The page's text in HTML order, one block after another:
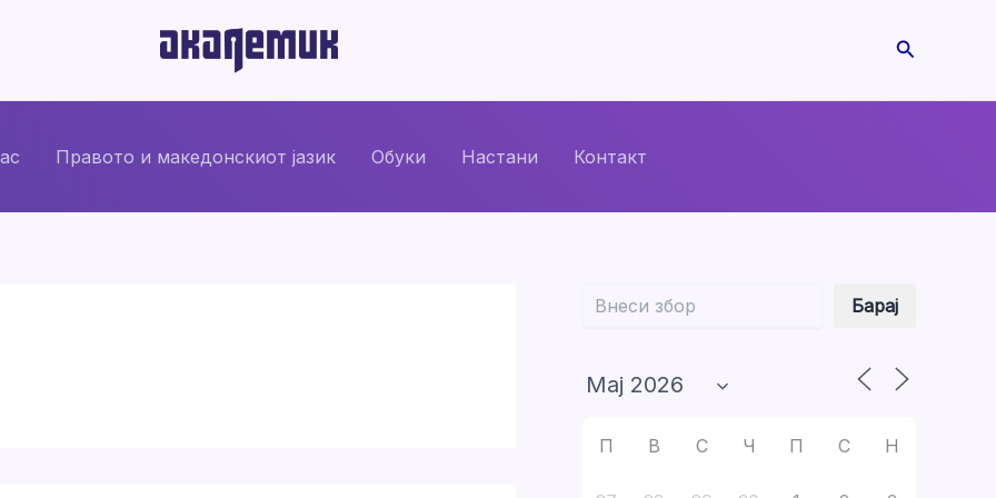
Search
Правото и македонскиот јазик Обуки Настани Контакт
Барај
П В С Ч П С Н